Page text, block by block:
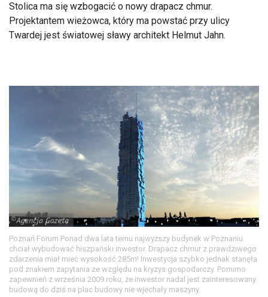
Stolica ma się wzbogacić o nowy drapacz chmur.
Projektantem wieżowca, który ma powstać przy ulicy
Twardej jest światowej sławy architekt Helmut Jahn.
Poznań Forum Ponad dwa lata temu najwyższy budynek w Poznaniu
chciał wybudować hiszpański inwestor. Drapacz chmur z prawdziwego
zdarzenia miał mieć wysokość 285m! Inwestycja szybko jednak stanęła
pod znakiem zapytania ze względu na kryzys gospodarczy. Pomimo
zapewnień z września 2009 roku, że inwestor nadal jest zainteresowany
budową do dziś na plac budowy nie wjechały maszyny.